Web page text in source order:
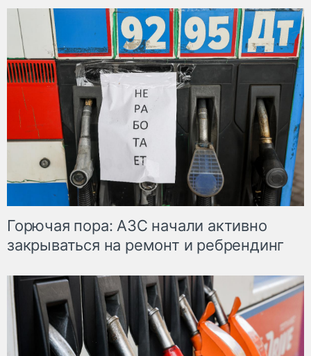
Горючая пора: АЗС начали активно
закрываться на ремонт и ребрендинг